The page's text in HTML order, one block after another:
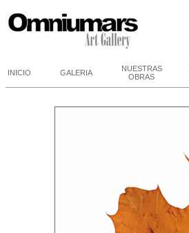
INICIO GALERIA
NUESTRAS
OBRAS